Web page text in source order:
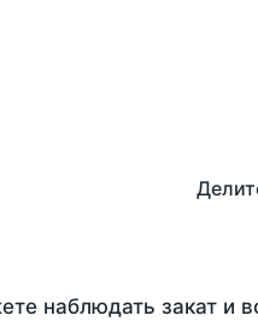
наблюдать закат и